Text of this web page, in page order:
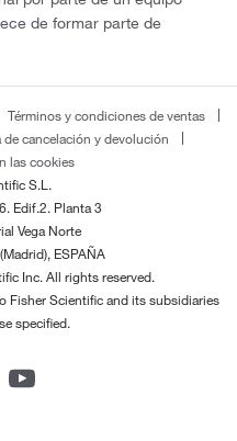
de formar parte de
Términos y condiciones de ventas
de cancelación y devolución
las cookies
S.L.
Edif.2. Planta 3
Vega Norte
ESPAÑA
Inc. All rights reserved.
Fisher Scientific and its subsidiaries
specified.